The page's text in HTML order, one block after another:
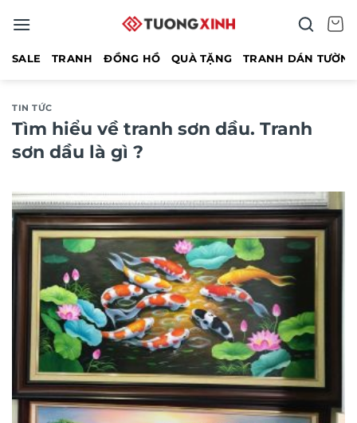
qua
SALE TRANH ĐỒNG HỒ QUÀ TẶNG TRANH DÁN
TIN TỨC
Tìm hiểu về tranh sơn dầu. Tranh
sơn dầu là gì ?